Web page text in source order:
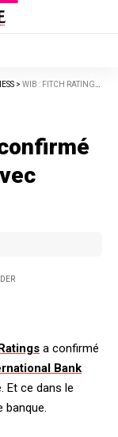
> WIB : FITCH RATINGS A CONFIRMÉ LA NOTE « AA+(TUN) » AVEC PERSPECTIVE STABLE
a confirmé
Bank
Et ce dans le
banque.